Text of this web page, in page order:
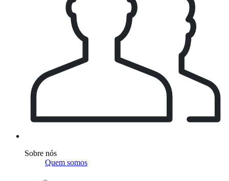
Sobre nós
Quem somos